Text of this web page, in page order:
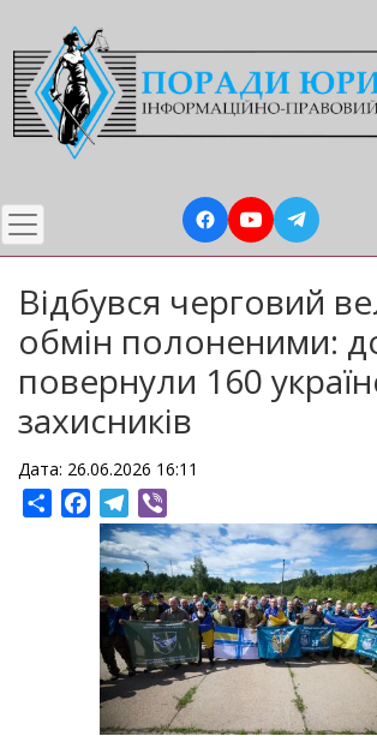
до
основного
вмісту
Відбувся черговий
обмін полоненими:
повернули 160
захисників
Дата: 26.06.2026 16:11
ShareFacebookTelegram